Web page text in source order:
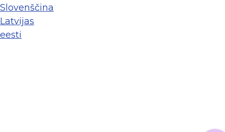
Slovenščina
Latvijas
eesti